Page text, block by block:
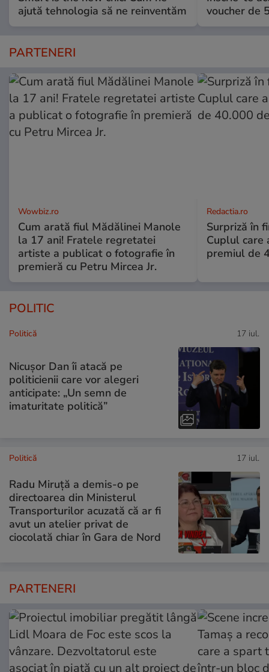
ajută tehnologia să ne reinventăm
voucher de
PARTENERI
Wowbiz.ro
Cum arată fiul Mădălinei Manole
la 17 ani! Fratele regretatei
artiste a publicat o fotografie în
premieră cu Petru Mircea Jr.
Redactia.ro
Surpriză în
Cuplul care
premiul de
POLITIC
Politică 17 iul.
Nicușor Dan îi atacă pe
politicienii care vor alegeri
anticipate: „Un semn de
imaturitate politică”
Politică 17 iul.
Radu Miruță a demis-o pe
directoarea din Ministerul
Transporturilor acuzată că ar fi
avut un atelier privat de
ciocolată chiar în Gara de Nord
PARTENERI